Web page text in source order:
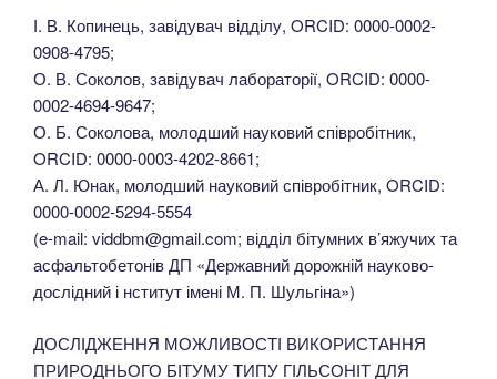
І. В. Копинець, завідувач відділу, ORCID: 0000-0002-
0908-4795;
О. В. Соколов, завідувач лабораторії, ORCID: 0000-
0002-4694-9647;
О. Б. Соколова, молодший науковий співробітник,
ORCID: 0000-0003-4202-8661;
А. Л. Юнак, молодший науковий співробітник, ORCID:
0000-0002-5294-5554
(e-mail: viddbm@gmail.com; відділ бітумних в’яжучих та
асфальтобетонів ДП «Державний дорожній науково-
дослідний і нститут імені М. П. Шульгіна»)
ДОСЛІДЖЕННЯ МОЖЛИВОСТІ ВИКОРИСТАННЯ
ПРИРОДНЬОГО БІТУМУ ТИПУ ГІЛЬСОНІТ ДЛЯ